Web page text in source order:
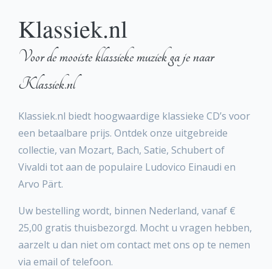
Klassiek.nl
Voor de mooiste klassieke muziek ga je naar
Klassiek.nl
Klassiek.nl biedt hoogwaardige klassieke CD’s voor
een betaalbare prijs. Ontdek onze uitgebreide
collectie, van Mozart, Bach, Satie, Schubert of
Vivaldi tot aan de populaire Ludovico Einaudi en
Arvo Pärt.
Uw bestelling wordt, binnen Nederland, vanaf €
25,00 gratis thuisbezorgd. Mocht u vragen hebben,
aarzelt u dan niet om contact met ons op te nemen
via email of telefoon.